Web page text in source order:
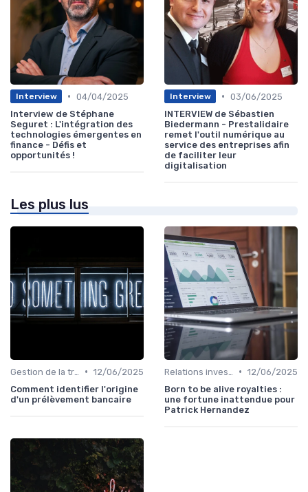
Interview • 04/04/2025
Interview de Stéphane
Seguret : L'intégration des
technologies émergentes en
finance - Défis et
opportunités !
Interview • 03/06/2025
INTERVIEW de Sébastien
Biedermann - Prestalidaire
remet l'outil numérique au
service des entreprises afin
de faciliter leur
digitalisation
Les plus lus
• 12/06/2025
Comment identifier l'origine
d'un prélèvement bancaire
• 12/06/2025
Born to be alive royalties :
une fortune inattendue pour
Patrick Hernandez